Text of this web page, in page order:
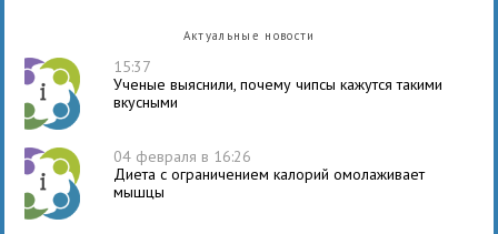
Актуальные новости
15:37
Ученые выяснили, почему чипсы кажутся такими
вкусными
04 февраля в 16:26
Диета с ограничением калорий омолаживает
мышцы